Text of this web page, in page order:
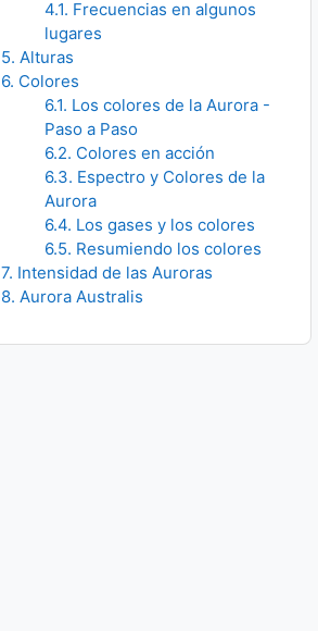
4.1. Frecuencias en algunos
lugares
5. Alturas
6. Colores
6.1. Los colores de la Aurora -
Paso a Paso
6.2. Colores en acción
6.3. Espectro y Colores de la
Aurora
6.4. Los gases y los colores
6.5. Resumiendo los colores
7. Intensidad de las Auroras
8. Aurora Australis